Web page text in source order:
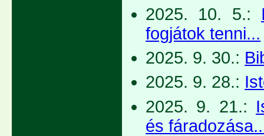
2025. 10. 5.:
fogjátok tenni...
2025. 9. 30.:
2025. 9. 28.:
2025. 9. 21.:
és